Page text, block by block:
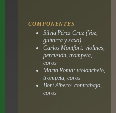
COMPONENTES
Sílvia Pérez Cruz (Voz,
guitarra y saxo)
Carlos Montfort: violines,
percusión, trompeta,
coros
Marta Roma: violonchelo,
trompeta, coros
Bori Albero: contrabajo,
coros